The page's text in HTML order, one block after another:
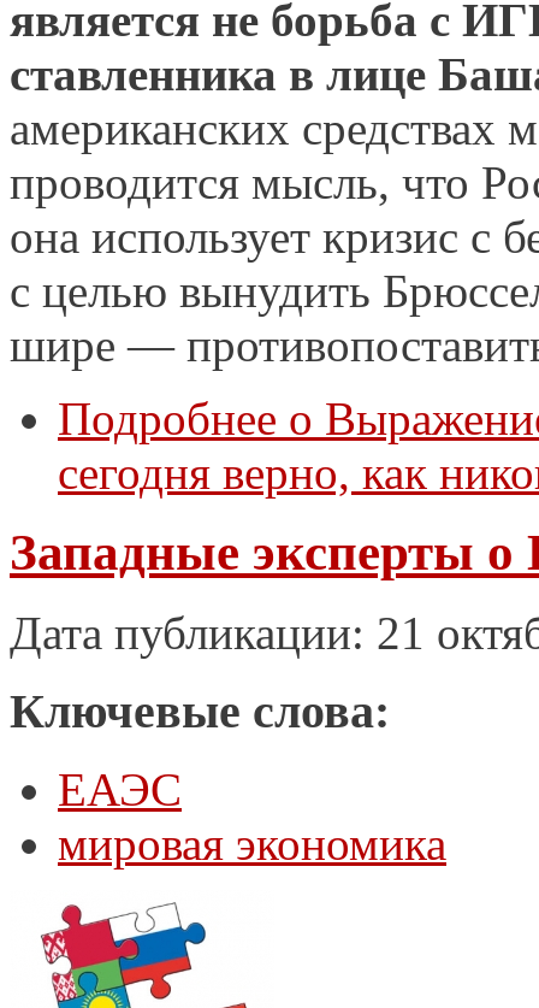
является не борьба с
ставленника в лице
американских средствах
проводится мысль, что
она использует кризис с
с целью вынудить
шире —
Подробнее о
сегодня верно, как
Западные эксперты
Дата публикации: 21
Ключевые слова:
ЕАЭС
мировая экономика